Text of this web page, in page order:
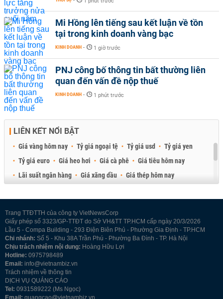
Mi Hồng lên tiếng sau kết luận về tồn
tại trong kinh doanh vàng bạc
KINH DOANH - 1 giờ trước
PNJ công bố thông tin bất thường liên
quan đến vấn đề nộp thuế
KINH DOANH - 1 phút trước
LIÊN KẾT NỔI BẬT
Giá vàng hôm nay Tỷ giá ngoại tệ Tỷ giá usd
Tỷ giá yen
Tỷ giá euro
Giá heo hơi Giá cà phê
Giá tiêu hôm nay
Lãi suất ngân hàng
Giá xăng dầu
Giá thép hôm nay
Trang TTĐTTH của công ty VietNewsCorp
Giấy phép số 3323/GP-TTĐT do Sở VH&TT TP.HCM cấp ngày 20/3/2026
Lầu 5 - Compa Building - 293 Điện Biên Phủ - Phường Gia Định - TP.HCM
Chi nhánh: Số 5 - Khu 38A Trần Phú - Phường Ba Đình - TP. Hà Nội
Chịu trách nhiệm nội dung: Hoàng Hữu Lợi
Hotline: 0975798489
Email: info@vietnambiz.vn
Trách nhiệm về thông tin
DỊCH VỤ QUẢNG CÁO
Tel: 0931589222 (Ms Ngọc)
Email: quangcao@vietnambiz.vn